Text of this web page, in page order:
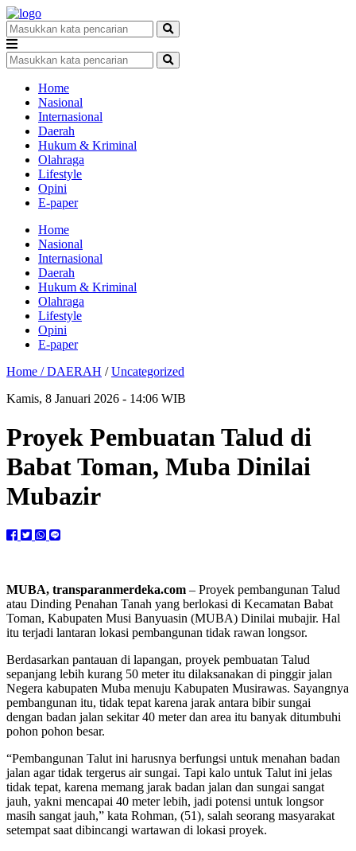
Home
Nasional
Internasional
Daerah
Hukum & Kriminal
Olahraga
Lifestyle
Opini
E-paper
Home
Nasional
Internasional
Daerah
Hukum & Kriminal
Olahraga
Lifestyle
Opini
E-paper
Home /DAERAH /Uncategorized
Kamis, 8 Januari 2026 - 14:06 WIB
Proyek Pembuatan Talud di
Babat Toman, Muba Dinilai
Mubazir
MUBA, transparanmerdeka.com – Proyek pembangunan Talud
atau Dinding Penahan Tanah yang berlokasi di Kecamatan Babat
Toman, Kabupaten Musi Banyuasin (MUBA) Dinilai mubajir. Hal
itu terjadi lantaran lokasi pembangunan tidak rawan longsor.
Berdasarkan pantauan di lapangan, proyek pembuatan Talud
sepanjang lebih kurang 50 meter itu dilaksanakan di pinggir jalan
Negera kabupaten Muba menuju Kabupaten Musirawas. Sayangnya
pembangunan itu, tidak tepat karena jarak antara bibir sungai
dengan badan jalan sekitar 40 meter dan area itu banyak ditumbuhi
pohon pohon besar.
“Pembangunan Talut ini harusnya berfungsi untuk menahan badan
jalan agar tidak tergerus air sungai. Tapi kalo untuk Talut ini jelas
tidak tepat, karena memang jarak badan jalan dan sungai sangat
jauh, yakni mencapai 40 meter lebih, jadi potensi untuk longsor
masih sangat jauh,” kata Rohman, (51), salah seorang masyarakat
setempat saat dibincangi wartawan di lokasi proyek.